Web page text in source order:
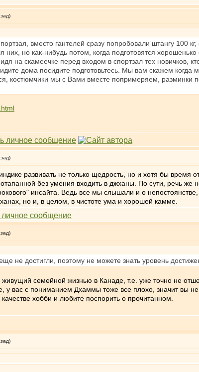
вместо гантелей сразу попробовали штангу 100
но как-нибудь потом, когда подготовятся
на скамеечке перед входом в спортзал тех новичков,
дома посидите подготовьтесь. Мы вам скажем когда
костюмчики мы с Вами вместе попримеряем, разминки
развивать не только щедрость, но и хотя бы время
без умения входить в джханы. По сути, речь же
инсайта. Ведь все мы слышали и о
но и, в целом, в чистоте ума и хорошей камме.
не достигли, поэтому не можете знать уровень
семейной жизнью в Канаде, т.е. уже точно не
у вас с пониманием Дхаммы тоже все плохо, значит вы
хобби и любите поспорить о прочитанном.